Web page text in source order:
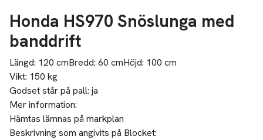
Honda HS970 Snöslunga med
banddrift
Längd: 120 cmBredd: 60 cmHöjd: 100 cm
Vikt: 150 kg
Godset står på pall: ja
Mer information:
Hämtas lämnas på markplan
Beskrivning som angivits på Blocket: